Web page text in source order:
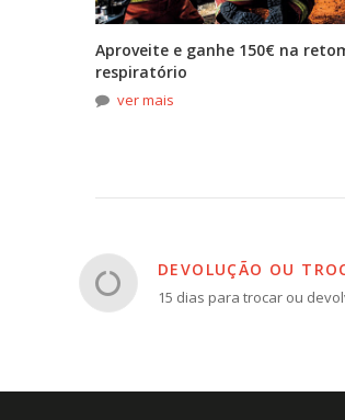
Aproveite e ganhe 150€ na
respiratório
ver mais
DEVOLUÇÃO OU
15 dias para trocar ou